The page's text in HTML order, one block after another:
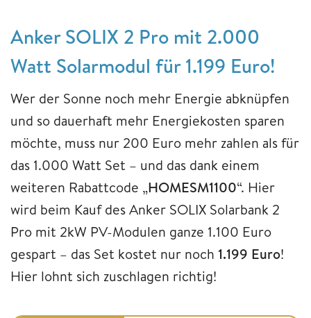
Anker SOLIX 2 Pro mit 2.000
Watt Solarmodul für 1.199 Euro!
Wer der Sonne noch mehr Energie abknüpfen
und so dauerhaft mehr Energiekosten sparen
möchte, muss nur 200 Euro mehr zahlen als für
das 1.000 Watt Set – und das dank einem
weiteren Rabattcode „HOMESM1100“. Hier
wird beim Kauf des Anker SOLIX Solarbank 2
Pro mit 2kW PV-Modulen ganze 1.100 Euro
gespart – das Set kostet nur noch 1.199 Euro!
Hier lohnt sich zuschlagen richtig!